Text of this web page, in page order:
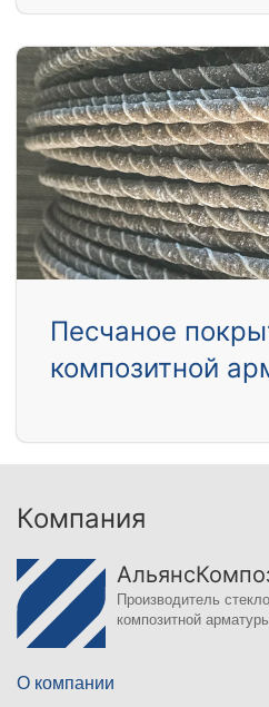
Песчаное
композитной
Компания
Производитель
композитной
О компании